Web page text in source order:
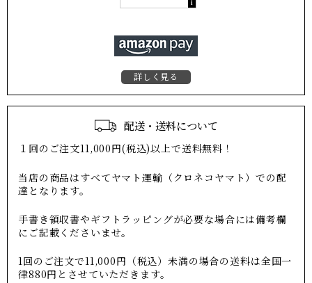
詳しく見る
配送・送料について
１回のご注文11,000円(税込)以上で送料無料！
当店の商品はすべてヤマト運輸（クロネコヤマト）での配
達となります。
手書き領収書やギフトラッピングが必要な場合には備考欄
にご記載くださいませ。
1回のご注文で11,000円（税込）未満の場合の送料は全国一
律880円とさせていただきます。